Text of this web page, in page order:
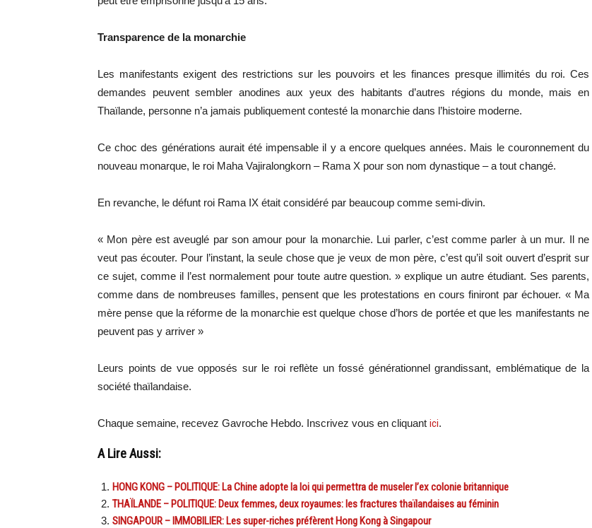
Transparence de la monarchie
Les manifestants exigent des restrictions sur les pouvoirs et les finances presque illimités du roi. Ces
demandes peuvent sembler anodines aux yeux des habitants d’autres régions du monde, mais en
Thaïlande, personne n’a jamais publiquement contesté la monarchie dans l’histoire moderne.
Ce choc des générations aurait été impensable il y a encore quelques années. Mais le couronnement du
nouveau monarque, le roi Maha Vajiralongkorn – Rama X pour son nom dynastique – a tout changé.
En revanche, le défunt roi Rama IX était considéré par beaucoup comme semi-divin.
« Mon père est aveuglé par son amour pour la monarchie. Lui parler, c’est comme parler à un mur. Il ne
veut pas écouter. Pour l’instant, la seule chose que je veux de mon père, c’est qu’il soit ouvert d’esprit sur
ce sujet, comme il l’est normalement pour toute autre question. » explique un autre étudiant. Ses parents,
comme dans de nombreuses familles, pensent que les protestations en cours finiront par échouer. « Ma
mère pense que la réforme de la monarchie est quelque chose d’hors de portée et que les manifestants ne
peuvent pas y arriver »
Leurs points de vue opposés sur le roi reflète un fossé générationnel grandissant, emblématique de la
société thaïlandaise.
Chaque semaine, recevez Gavroche Hebdo. Inscrivez vous en cliquant ici.
A Lire Aussi:
HONG KONG – POLITIQUE: La Chine adopte la loi qui permettra de museler l’ex colonie britannique
THAÏLANDE – POLITIQUE: Deux femmes, deux royaumes: les fractures thaïlandaises au féminin
SINGAPOUR – IMMOBILIER: Les super-riches préfèrent Hong Kong à Singapour